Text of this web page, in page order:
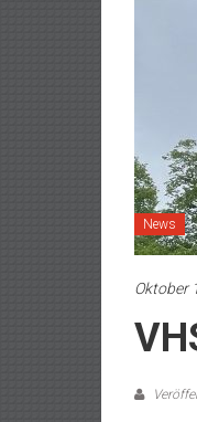
News
Oktober